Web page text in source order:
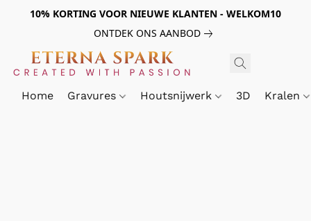
10% KORTING VOOR NIEUWE KLANTEN - WELKOM10
ONTDEK ONS AANBOD
Home Gravures Houtsnijwerk 3D Kralen